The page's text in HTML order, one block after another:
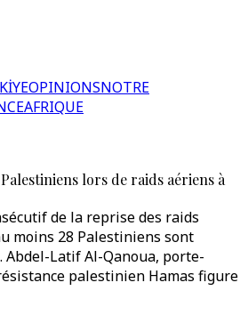
OPINIONSNOTRE
AFRIQUE
lors de raids aériens à
de la reprise des raids
moins 28 Palestiniens sont
Abdel-Latif Al-Qanoua, porte-
palestinien Hamas figure